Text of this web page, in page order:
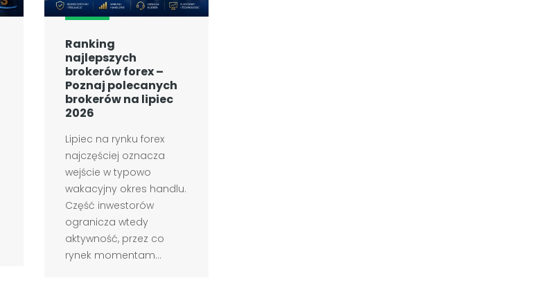
Ranking
najlepszych
brokerów forex –
Poznaj polecanych
brokerów na lipiec
2026
Lipiec na rynku forex
najczęściej oznacza
wejście w typowo
wakacyjny okres handlu.
Część inwestorów
ogranicza wtedy
aktywność, przez co
rynek momentam...